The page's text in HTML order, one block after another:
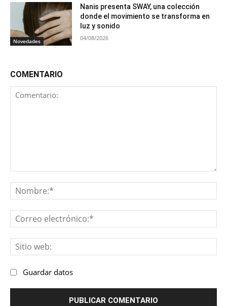
Novedades
Nanis presenta SWAY, una colección
donde el movimiento se transforma en
luz y sonido
04/08/2026
COMENTARIO
Guardar datos